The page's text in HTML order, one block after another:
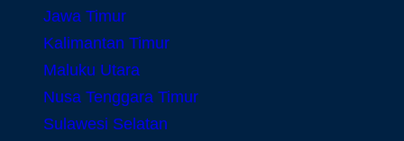
Jawa Timur
Kalimantan Timur
Maluku Utara
Nusa Tenggara Timur
Sulawesi Selatan